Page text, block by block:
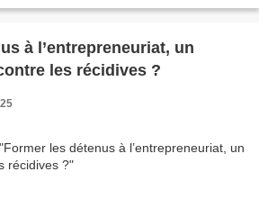
à l’entrepreneuriat, un
les récidives ?